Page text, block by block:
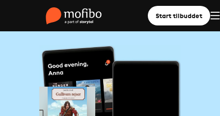
Start tilbuddet